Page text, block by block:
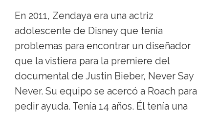
En 2011, Zendaya era una actriz
adolescente de Disney que tenía
problemas para encontrar un diseñador
que la vistiera para la premiere del
documental de Justin Bieber, Never Say
Never. Su equipo se acercó a Roach para
pedir ayuda. Tenía 14 años. Él tenía una